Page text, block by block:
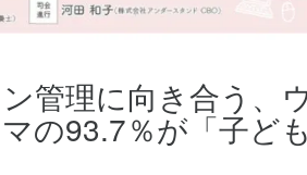
管理に向き合う、
の93.7％が「子ど